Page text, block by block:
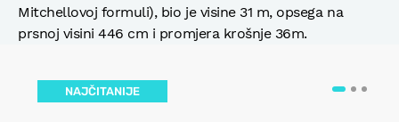
Mitchellovoj formuli), bio je visine 31 m, opsega na
prsnoj visini 446 cm i promjera krošnje 36m.
NAJČITANIJE